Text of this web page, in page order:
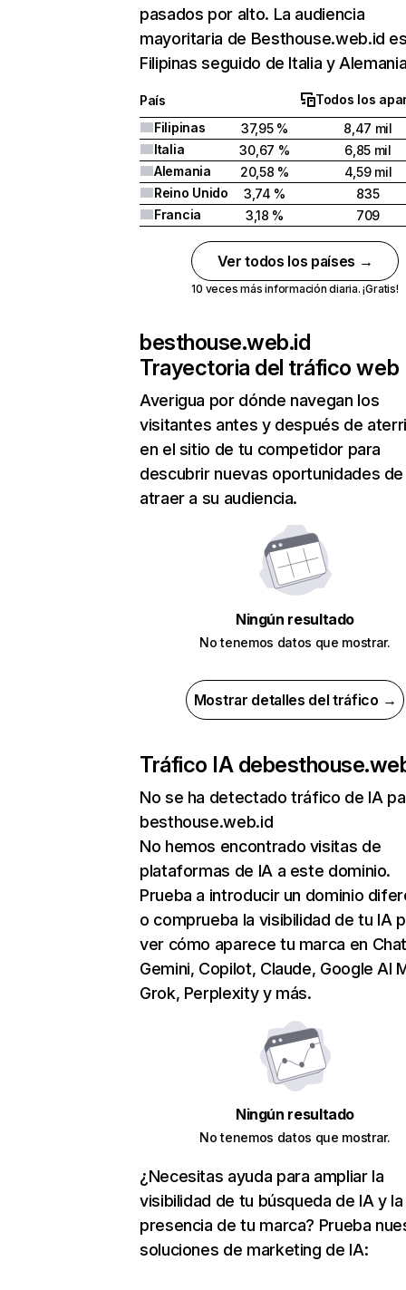
pasados por alto. La audiencia
mayoritaria de Besthouse.web.id
Filipinas seguido de Italia y
País
Todos los
Filipinas
37,95 %
8,47 mil
Italia
30,67 %
6,85 mil
Alemania
20,58 %
4,59 mil
Reino Unido
3,74 %
835
Francia
3,18 % 709
Ver todos los países →
10 veces más información diaria. ¡Gratis!
besthouse.web.id
Trayectoria del tráfico web
Averigua por dónde navegan los
visitantes antes y después de
en el sitio de tu competidor para
descubrir nuevas oportunidades de
atraer a su audiencia.
Ningún resultado
No tenemos datos que mostrar.
Mostrar detalles del tráfico →
Tráfico IA de
No se ha detectado tráfico de IA
besthouse.web.id
No hemos encontrado visitas de
plataformas de IA a este dominio.
Prueba a introducir un dominio
o comprueba la visibilidad de tu IA
ver cómo aparece tu marca en
Gemini, Copilot, Claude, Google AI
Grok, Perplexity y más.
Ningún resultado
No tenemos datos que mostrar.
¿Necesitas ayuda para ampliar la
visibilidad de tu búsqueda de IA y la
presencia de tu marca? Prueba
soluciones de marketing de IA: